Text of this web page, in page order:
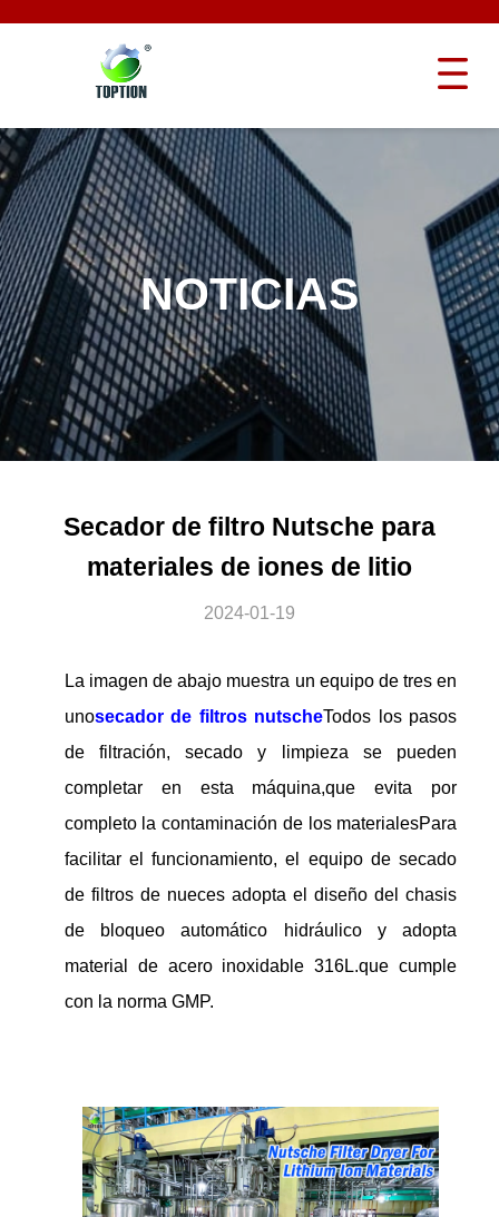
NOTICIAS
Secador de filtro Nutsche para
materiales de iones de litio
2024-01-19
La imagen de abajo muestra un equipo de tres en
unosecador de filtros nutscheTodos los pasos
de filtración, secado y limpieza se pueden
completar en esta máquina,que evita por
completo la contaminación de los materialesPara
facilitar el funcionamiento, el equipo de secado
de filtros de nueces adopta el diseño del chasis
de bloqueo automático hidráulico y adopta
material de acero inoxidable 316L.que cumple
con la norma GMP.